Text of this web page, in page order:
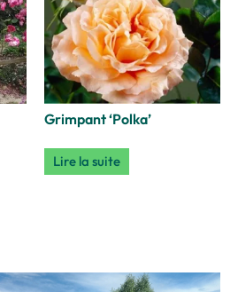
Grimpant ‘Polka’
Lire la suite